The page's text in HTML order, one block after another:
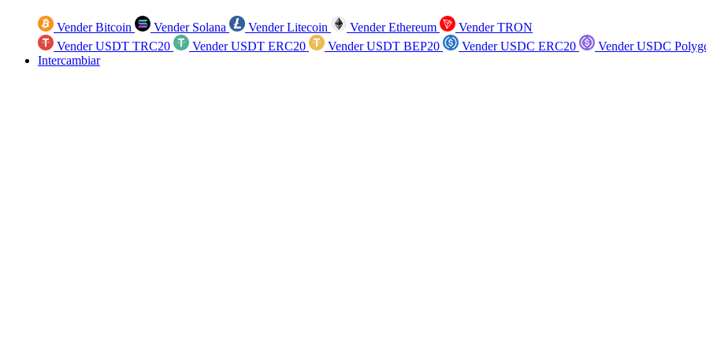
Vender Bitcoin Vender Solana Vender Litecoin Vender Ethereum
Vender TRON
Vender USDT TRC20
Vender USDT ERC20 Vender USDT BEP20 Vender USDC ERC20
Vender USDC
Intercambiar